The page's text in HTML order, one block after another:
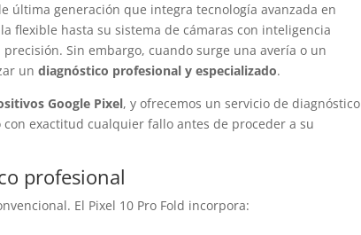
última generación que integra tecnología avanzada en
flexible hasta su sistema de cámaras con inteligencia
Sin embargo, cuando surge una avería o un
undiagnóstico profesional y especializado.
Google Pixel, y ofrecemos un servicio de diagnóstico
exactitud cualquier fallo antes de proceder a su
profesional
El Pixel 10 Pro Fold incorpora: